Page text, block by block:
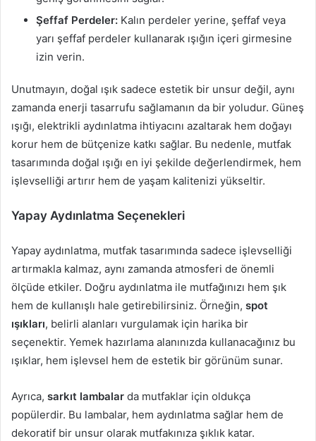
Şeffaf Perdeler: Kalın perdeler yerine, şeffaf veya
yarı şeffaf perdeler kullanarak ışığın içeri girmesine
izin verin.
Unutmayın, doğal ışık sadece estetik bir unsur değil, aynı
zamanda enerji tasarrufu sağlamanın da bir yoludur. Güneş
ışığı, elektrikli aydınlatma ihtiyacını azaltarak hem doğayı
korur hem de bütçenize katkı sağlar. Bu nedenle, mutfak
tasarımında doğal ışığı en iyi şekilde değerlendirmek, hem
işlevselliği artırır hem de yaşam kalitenizi yükseltir.
Yapay Aydınlatma Seçenekleri
Yapay aydınlatma, mutfak tasarımında sadece işlevselliği
artırmakla kalmaz, aynı zamanda atmosferi de önemli
ölçüde etkiler. Doğru aydınlatma ile mutfağınızı hem şık
hem de kullanışlı hale getirebilirsiniz. Örneğin, spot
ışıkları, belirli alanları vurgulamak için harika bir
seçenektir. Yemek hazırlama alanınızda kullanacağınız bu
ışıklar, hem işlevsel hem de estetik bir görünüm sunar.
Ayrıca, sarkıt lambalar da mutfaklar için oldukça
popülerdir. Bu lambalar, hem aydınlatma sağlar hem de
dekoratif bir unsur olarak mutfakınıza şıklık katar.